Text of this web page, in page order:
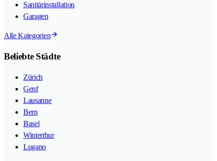
Sanitärinstallation
Garagen
Alle Kategorien
Beliebte Städte
Zürich
Genf
Lausanne
Bern
Basel
Winterthur
Lugano